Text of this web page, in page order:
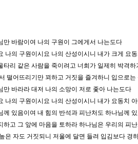
만 바람이여 나의 구원이 그에게서 나는도다
나의 구원이시요 나의 산성이시니 내가 크게 요
타리 같은 사람을 죽이려고 너희가 일제히 박격
떨어뜨리기만 꾀하고 거짓을 즐겨하니 입으로
만 바라라 대저 나의 소망이 저로 좇아 나는도다
나의 구원이시요 나의 산성이시니 내가 요동치
께 있음이여 내 힘의 반석과 피난처도 하나님께
하고 그 앞에 마음을 토하라 하나님은 우리의 피
은 자도 거짓되니 저울에 달면 들려 입김보다 경